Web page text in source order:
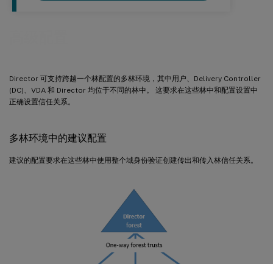
Director 可支持跨越一个林配置的多林环境，其中用户、Delivery Controller
(DC)、VDA 和 Director 均位于不同的林中。 这要求在这些林中和配置设置中
正确设置信任关系。
多林环境中的建议配置
建议的配置要求在这些林中使用整个域身份验证创建传出和传入林信任关系。